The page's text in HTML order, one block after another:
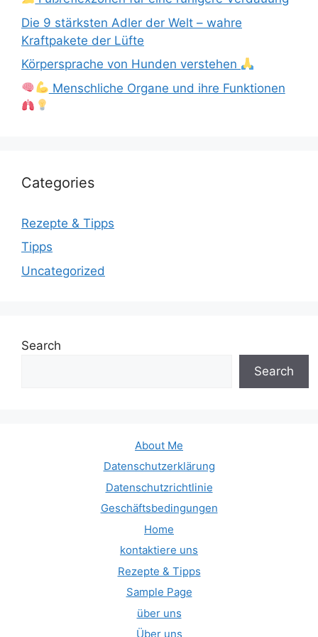
Die 9 stärksten Adler der Welt – wahre
Kraftpakete der Lüfte
Körpersprache von Hunden verstehen
Menschliche Organe und ihre Funktionen
Categories
Rezepte & Tipps
Tipps
Uncategorized
Search
Search
About Me
Datenschutzerklärung
Datenschutzrichtlinie
Geschäftsbedingungen
Home
kontaktiere uns
Rezepte & Tipps
Sample Page
über uns
Über uns